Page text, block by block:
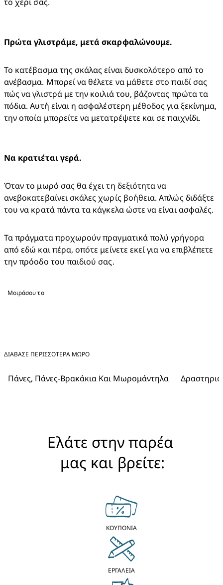
Πρώτα γλιστράμε, μετά σκαρφαλώνουμε.
Το κατέβασμα της σκάλας είναι δυσκολότερο από το
ανέβασμα. Μπορεί να θέλετε να μάθετε στο παιδί σας
πώς να γλιστρά με την κοιλιά του, βάζοντας πρώτα τα
πόδια. Αυτή είναι η ασφαλέστερη μέθοδος για ξεκίνημα,
την οποία μπορείτε να μετατρέψετε και σε παιχνίδι.
Να κρατιέται γερά.
Όταν το μωρό σας θα έχει τη δεξιότητα να
ανεβοκατεβαίνει σκάλες χωρίς βοήθεια. Απλώς διδάξτε
του να κρατά πάντα τα κάγκελα ώστε να είναι ασφαλές.
Τα πράγματα προχωρούν πραγματικά πολύ γρήγορα
από εδώ και πέρα, οπότε μείνετε εκεί για να επιβλέπετε
την πρόοδο του παιδιού σας.
Μοιράσου το
ΔΙΑΒΑΣΕ ΠΕΡΙΣΣΟΤΕΡΑ ΜΩΡΌ
Πάνες, Πάνες-Βρακάκια Και Μωρομάντηλα
Ελάτε στην παρέα
μας και βρείτε:
ΚΟΥΠΟΝΙΑ
ΕΡΓΑΛΕΙΑ